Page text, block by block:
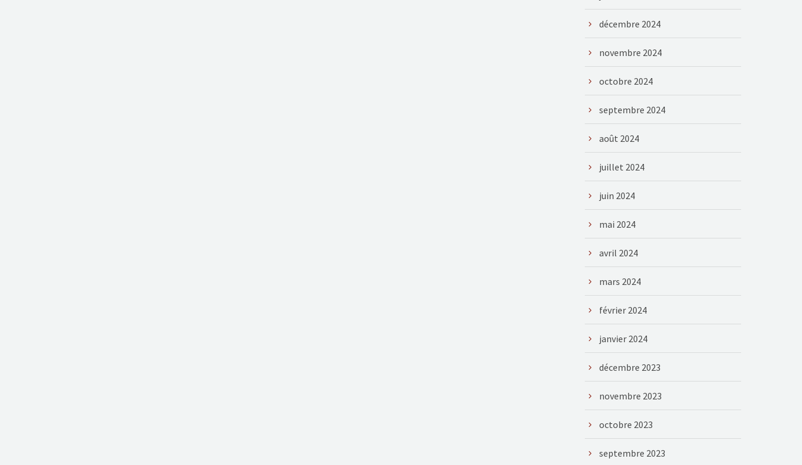
décembre 2024
novembre 2024
octobre 2024
septembre 2024
août 2024
juillet 2024
juin 2024
mai 2024
avril 2024
mars 2024
février 2024
janvier 2024
décembre 2023
novembre 2023
octobre 2023
septembre 2023